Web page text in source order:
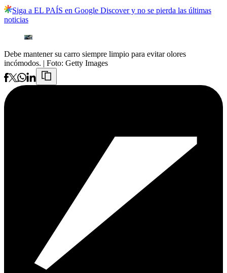
Siga a EL PAÍS en Google Discover y no se pierda las últimas
noticias
Debe mantener su carro siempre limpio para evitar olores
incómodos. | Foto: Getty Images